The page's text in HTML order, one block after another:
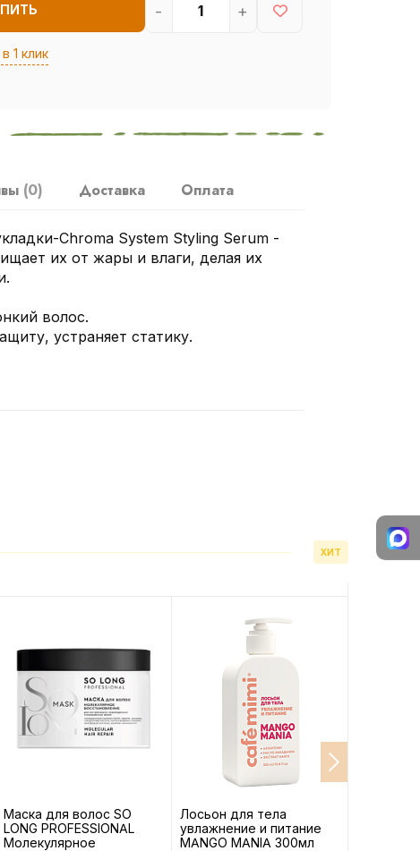
1 клик
- +
(0) Доставка Оплата
Chroma System Styling Serum -
их от жары и влаги, делая их
волос.
устраняет статику.
ХИТ
Маска для волос SO
LONG PROFESSIONAL
Молекулярное
Лосьон для тела
увлажнение и питание
MANGO MANIA 300мл